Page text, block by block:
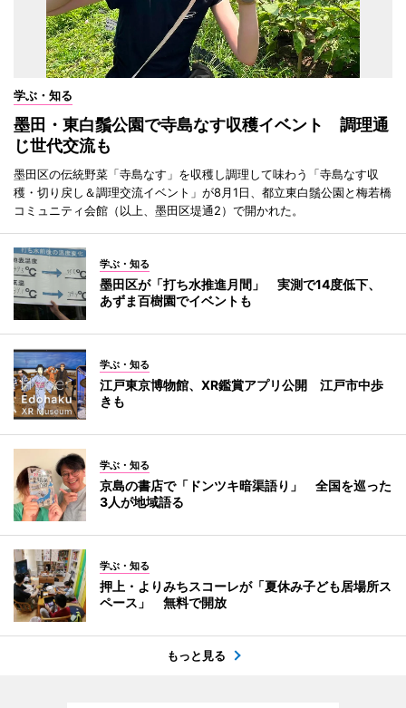
学ぶ・知る
墨田・東白鬚公園で寺島なす収穫イベント 調理通
じ世代交流も
墨田区の伝統野菜「寺島なす」を収穫し調理して味わう「寺島なす収
穫・切り戻し＆調理交流イベント」が8月1日、都立東白鬚公園と梅若橋
コミュニティ会館（以上、墨田区堤通2）で開かれた。
学ぶ・知る
墨田区が「打ち水推進月間」 実測で14度低下、
あずま百樹園でイベントも
学ぶ・知る
江戸東京博物館、XR鑑賞アプリ公開 江戸市中歩
きも
学ぶ・知る
京島の書店で「ドンツキ暗渠語り」 全国を巡った
3人が地域語る
学ぶ・知る
押上・よりみちスコーレが「夏休み子ども居場所ス
ペース」 無料で開放
もっと見る